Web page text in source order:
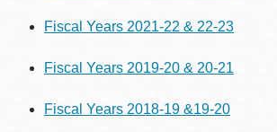
Fiscal Years 2021-22 & 22-23
Fiscal Years 2019-20 & 20-21
Fiscal Years 2018-19 &19-20